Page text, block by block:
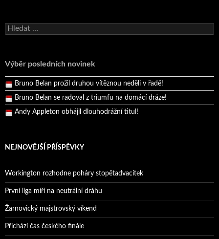
Vyhledávání
Výběr posledních novinek
Bruno Belan se radoval z triumfu na domácí dráze!
Pražský přebor neskrblil překvapeními!
Bruno Belan prožil druhou vítěznou neděli v řadě!
Bruno Belan se radoval z triumfu na domácí dráze!
Andy Appleton obhájil dlouhodrážní titul!
NEJNOVĚJŠÍ PŘÍSPĚVKY
Workington rozhodne poháry stopětadvacítek
První liga míří na neutrální dráhu
Žarnovický majstrovský víkend
Přichází čas českého finále